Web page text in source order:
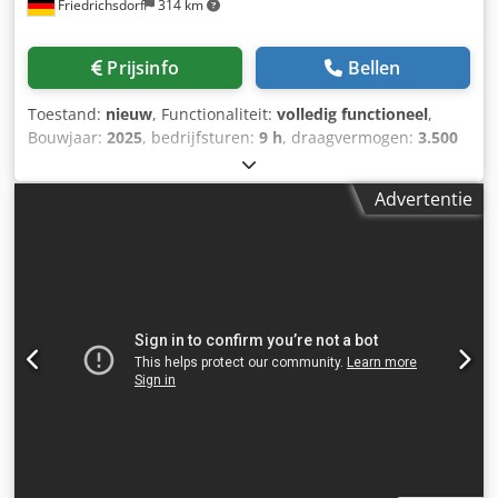
Friedrichsdorf 314 km
Prijsinfo Bellen
Toestand: nieuw, Functionaliteit: volledig functioneel,
Bouwjaar: 2025, bedrijfsturen: 9 h, draagvermogen: 3.500
, vrije hefhoogte:
brandstoftype:diesel, masttype:triplex, bouwhoogte:
Transmissie: Hydrostaat Snelheidsklasse: 20 Staat: Nieuw
Technische staat: Nieuw Voorbanden, type: Superelastiek
Voorbanden, maat: 2.50x15-18 Voorbanden, staat: 80 -
Advertentie